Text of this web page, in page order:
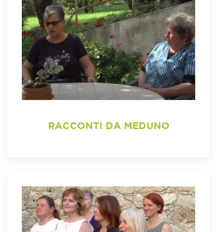
RACCONTI DA MEDUNO